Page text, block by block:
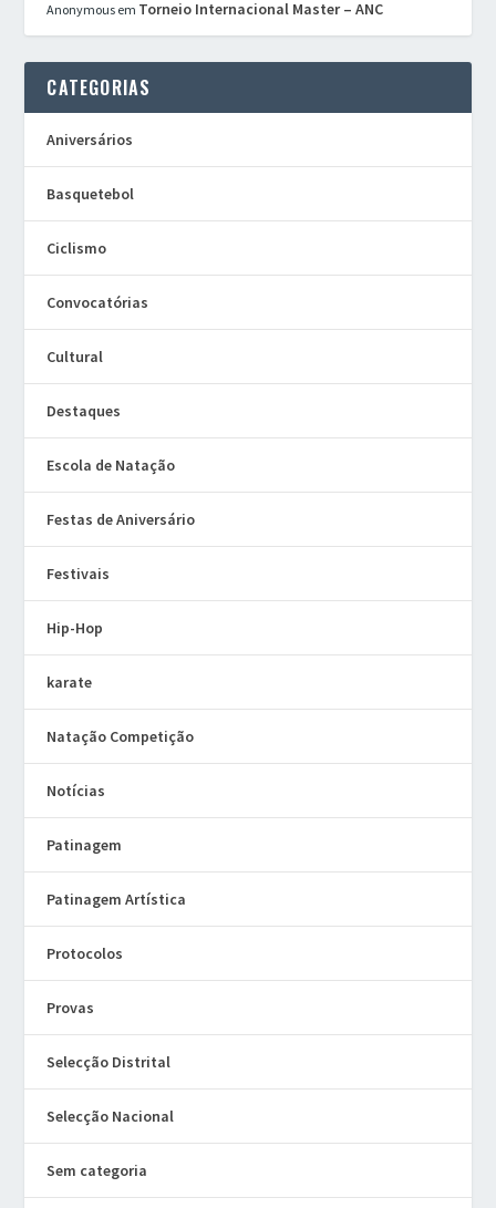
Anonymous em Torneio Internacional Master – ANC
CATEGORIAS
Aniversários
Basquetebol
Ciclismo
Convocatórias
Cultural
Destaques
Escola de Natação
Festas de Aniversário
Festivais
Hip-Hop
karate
Natação Competição
Notícias
Patinagem
Patinagem Artística
Protocolos
Provas
Selecção Distrital
Selecção Nacional
Sem categoria